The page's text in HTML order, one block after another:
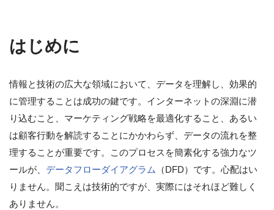
はじめに
情報と技術の広大な領域において、データを理解し、効果的
に管理することは成功の鍵です。インターネットの深淵に潜
り込むこと、マーケティング戦略を最適化すること、あるい
は顧客行動を解読することにかかわらず、データの流れを整
理することが重要です。このプロセスを簡素化する強力なツ
ールが、 データフローダイアグラム
（DFD）です。心配はい
りません。聞こえは技術的ですが、実際にはそれほど難しく
ありません。